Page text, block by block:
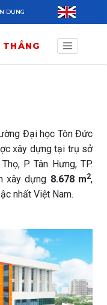
DỤNG
Đại học Tôn Đức
xây dựng tại trụ sở
P. Tân Hưng, TP.
xây dựng 8.678 m2,
nhất Việt Nam.